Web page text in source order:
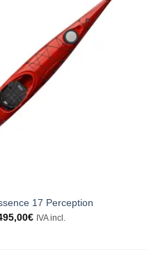
17 Perception
€ IVA incl.